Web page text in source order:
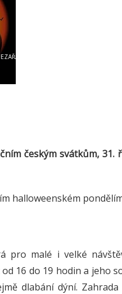
českým svátkům,
halloweenském
pro malé i velké
16 do 19 hodin a jeho
dlabání dýní.